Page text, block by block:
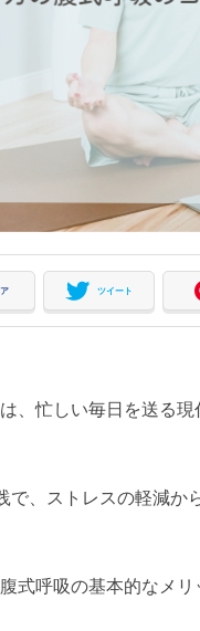
ツイート
、忙しい毎日を送る
で、ストレスの軽減か
式呼吸の基本的なメ